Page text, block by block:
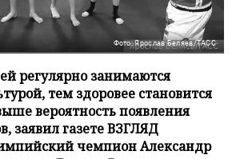
Фото: Ярослав Беляев/ТАСС
регулярно занимаются
тем здоровее становится
вероятность появления
заявил газете ВЗГЛЯД
чемпион Александр